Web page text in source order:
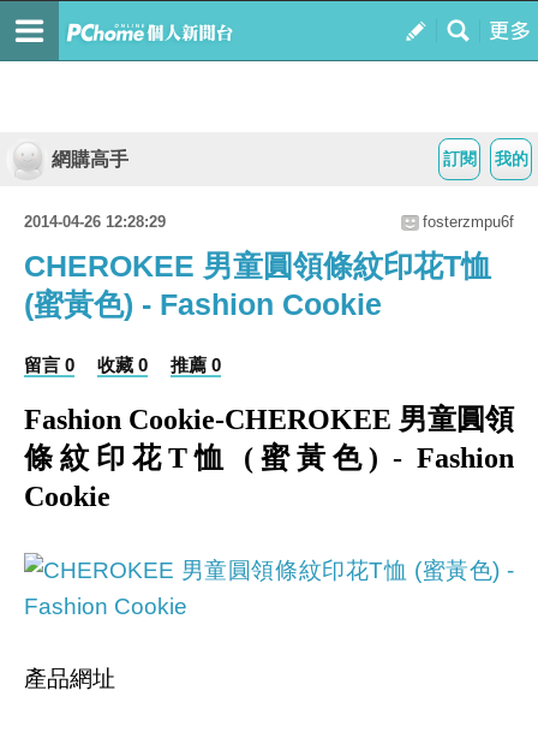
我的
訂閱
網購高手
2014-04-26 12:28:29 fosterzmpu6f
CHEROKEE 男童圓領條紋印花T恤
(蜜黃色) - Fashion Cookie
留言 0 收藏 0 推薦 0
Fashion Cookie-CHEROKEE 男童圓領
條紋印花T恤 (蜜黃色) - Fashion
Cookie
產品網址